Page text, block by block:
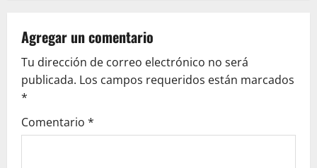
v
i
g
a
Agregar un comentario
Tu dirección de correo electrónico no será
publicada. Los campos requeridos están marcados
*
Comentario *